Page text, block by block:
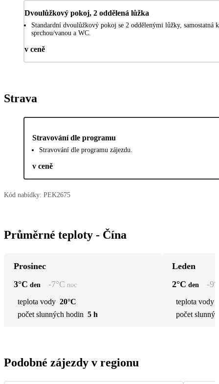
Dvoulůžkový pokoj, 2 oddělená lůžka
Standardní dvoulůžkový pokoj se 2 oddělenými lůžky, samostatná
sprchou/vanou a WC.
v ceně
Strava
Stravování dle programu
Stravování dle programu zájezdu.
v ceně
Kód nabídky: PEK2675
Průměrné teploty - Čína
Prosinec
3°C den -7°C noc
teplota vody 20°C
počet slunných hodin 5 h
Leden
2°C den -9
teplota vody
počet
Podobné zájezdy v regionu